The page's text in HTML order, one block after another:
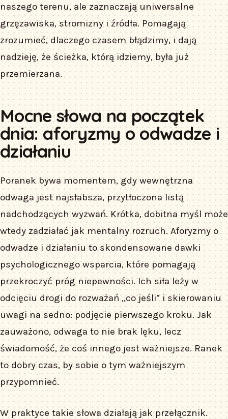
naszego terenu, ale zaznaczają uniwersalne
grzęzawiska, stromizny i źródła. Pomagają
zrozumieć, dlaczego czasem błądzimy, i dają
nadzieję, że ścieżka, którą idziemy, była już
przemierzana.
Mocne słowa na początek
dnia: aforyzmy o odwadze i
działaniu
Poranek bywa momentem, gdy wewnętrzna
odwaga jest najsłabsza, przytłoczona listą
nadchodzących wyzwań. Krótka, dobitna myśl może
wtedy zadziałać jak mentalny rozruch. Aforyzmy o
odwadze i działaniu to skondensowane dawki
psychologicznego wsparcia, które pomagają
przekroczyć próg niepewności. Ich siła leży w
odcięciu drogi do rozważań „co jeśli” i skierowaniu
uwagi na sedno: podjęcie pierwszego kroku. Jak
zauważono, odwaga to nie brak lęku, lecz
świadomość, że coś innego jest ważniejsze. Ranek
to dobry czas, by sobie o tym ważniejszym
przypomnieć.
W praktyce takie słowa działają jak przełącznik.